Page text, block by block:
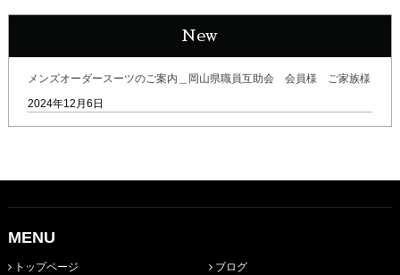
New
メンズオーダースーツのご案内＿岡山県職員互助会 会員様 ご家族様
2024年12月6日
MENU
トップページ ブログ